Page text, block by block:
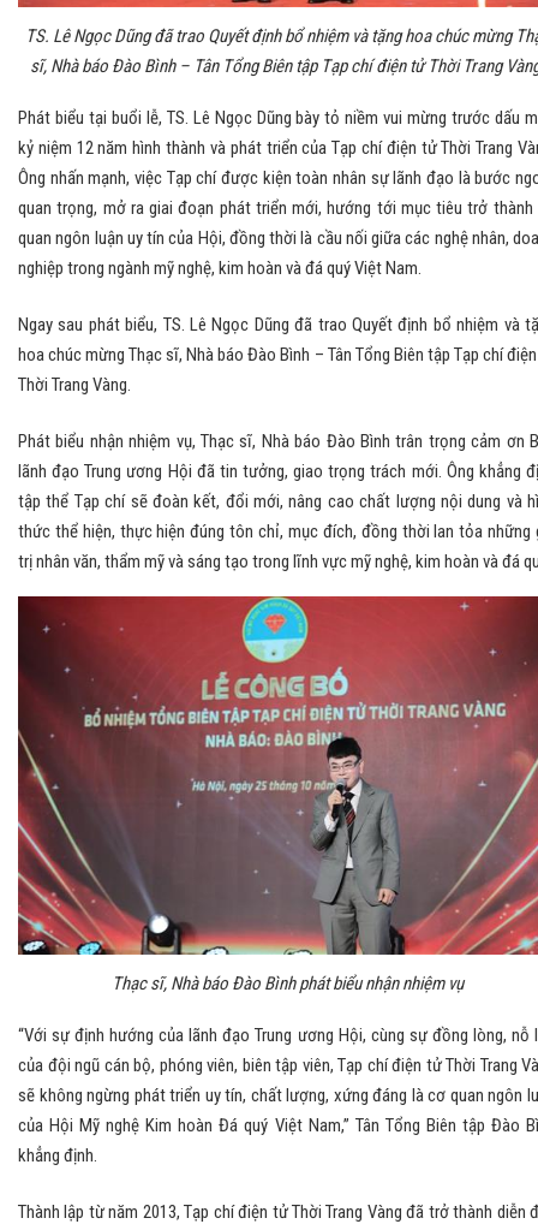
TS. Lê Ngọc Dũng đã trao Quyết định bổ nhiệm và tặng hoa chúc mừng
sĩ, Nhà báo Đào Bình – Tân Tổng Biên tập Tạp chí điện tử Thời Trang
Phát biểu tại buổi lễ, TS. Lê Ngọc Dũng bày tỏ niềm vui mừng trước dấu
kỷ niệm 12 năm hình thành và phát triển của Tạp chí điện tử Thời Trang
Ông nhấn mạnh, việc Tạp chí được kiện toàn nhân sự lãnh đạo là bước
quan trọng, mở ra giai đoạn phát triển mới, hướng tới mục tiêu trở thành
quan ngôn luận uy tín của Hội, đồng thời là cầu nối giữa các nghệ nhân,
nghiệp trong ngành mỹ nghệ, kim hoàn và đá quý Việt Nam.
Ngay sau phát biểu, TS. Lê Ngọc Dũng đã trao Quyết định bổ nhiệm và
hoa chúc mừng Thạc sĩ, Nhà báo Đào Bình – Tân Tổng Biên tập Tạp chí
Thời Trang Vàng.
Phát biểu nhận nhiệm vụ, Thạc sĩ, Nhà báo Đào Bình trân trọng cảm ơn
lãnh đạo Trung ương Hội đã tin tưởng, giao trọng trách mới. Ông khẳng
tập thể Tạp chí sẽ đoàn kết, đổi mới, nâng cao chất lượng nội dung và
thức thể hiện, thực hiện đúng tôn chỉ, mục đích, đồng thời lan tỏa những
trị nhân văn, thẩm mỹ và sáng tạo trong lĩnh vực mỹ nghệ, kim hoàn và đá
Thạc sĩ, Nhà báo Đào Bình phát biểu nhận nhiệm vụ
“Với sự định hướng của lãnh đạo Trung ương Hội, cùng sự đồng lòng, nỗ
của đội ngũ cán bộ, phóng viên, biên tập viên, Tạp chí điện tử Thời Trang
sẽ không ngừng phát triển uy tín, chất lượng, xứng đáng là cơ quan ngôn
của Hội Mỹ nghệ Kim hoàn Đá quý Việt Nam,” Tân Tổng Biên tập Đào
khẳng định.
Thành lập từ năm 2013, Tạp chí điện tử Thời Trang Vàng đã trở thành diễn